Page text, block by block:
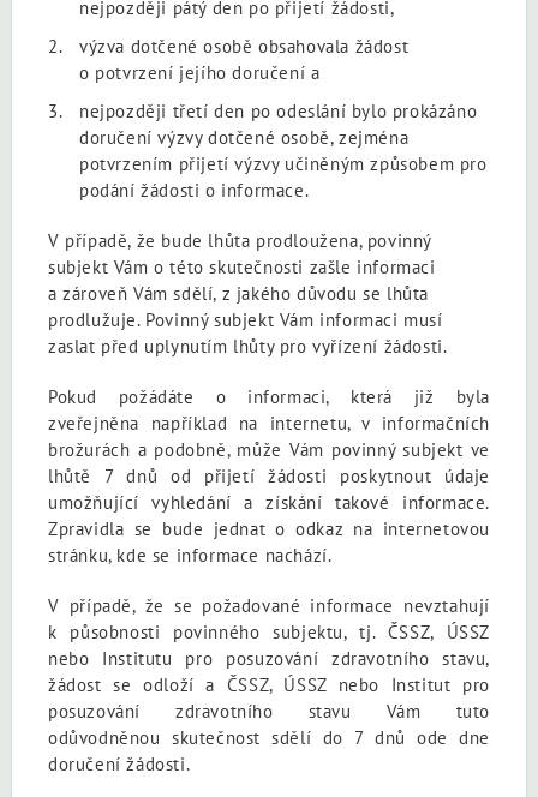
nejpozději pátý den po přijetí žádosti,
výzva dotčené osobě obsahovala žádost
o potvrzení jejího doručení a
nejpozději třetí den po odeslání bylo prokázáno
doručení výzvy dotčené osobě, zejména
potvrzením přijetí výzvy učiněným způsobem pro
podání žádosti o informace.
V případě, že bude lhůta prodloužena, povinný
subjekt Vám o této skutečnosti zašle informaci
a zároveň Vám sdělí, z jakého důvodu se lhůta
prodlužuje. Povinný subjekt Vám informaci musí
zaslat před uplynutím lhůty pro vyřízení žádosti.
Pokud požádáte o informaci, která již byla
zveřejněna například na internetu, v informačních
brožurách a podobně, může Vám povinný subjekt ve
lhůtě 7 dnů od přijetí žádosti poskytnout údaje
umožňující vyhledání a získání takové informace.
Zpravidla se bude jednat o odkaz na internetovou
stránku, kde se informace nachází.
V případě, že se požadované informace nevztahují
k působnosti povinného subjektu, tj. ČSSZ, ÚSSZ
nebo Institutu pro posuzování zdravotního stavu,
žádost se odloží a ČSSZ, ÚSSZ nebo Institut pro
posuzování zdravotního stavu Vám tuto
odůvodněnou skutečnost sdělí do 7 dnů ode dne
doručení žádosti.